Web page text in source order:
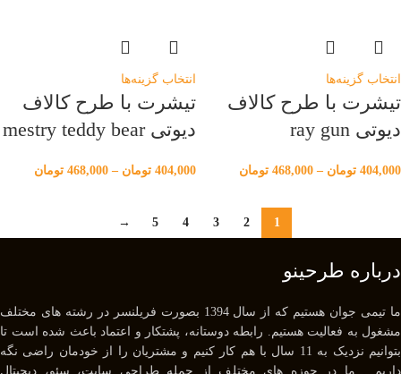
انتخاب گزینه‌ها
تیشرت با طرح کالاف
دیوتی ray gun
404,000 تومان –
468,000 تومان
انتخاب گزینه‌ها
تیشرت با طرح کالاف
دیوتی mestry teddy bear
404,000 تومان –
468,000 تومان
1
2
3
4
5
→
درباره طرحینو
ما تیمی جوان هستیم که از سال 1394 بصورت فریلنسر در رشته های مختلف
مشغول به فعالیت هستیم. رابطه دوستانه، پشتکار و اعتماد باعث شده است تا
بتوانیم نزدیک به 11 سال با هم کار کنیم و مشتریان را از خودمان راضی نگه
داریم . ما در حوزه های مختلف از جمله طراحی سایت، سئو، دیجیتال